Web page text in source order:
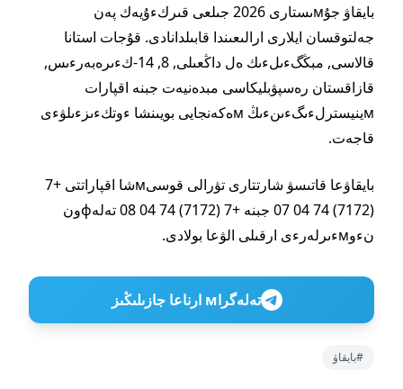
بايقاۋ جۇмىستارى 2026 جىلعى قىركءۇيەك پەن
جەلتوقسان ايلارى ارالىعىندا قابىلدانادى. قۇجات استانا
قالاسى, مبڭگءىلءىك ەل داڭعىلى, 8, 14-كءىرەبەرءىس,
قازاقستان رەسپۋبليكاسى مبدەنيەت جبنە اقپارات
мينيسترلءىگءىنءىڭ мەكەنجايى بويىنشا ءوتكءىزءىلۋءى
قاجەت.
بايقاۋعا قاتىسۋ شارتتارى تۋرالى قوسىмشا اقپاراتتى +7
(7172) 74 04 07 جبنە +7 (7172) 74 04 08 تەلەфون
نءوмءىرلەرءى ارقىلى الۋعا بولادى.
تەلەگراм ارناعا جازىلىڭىز
#بايقاۋ